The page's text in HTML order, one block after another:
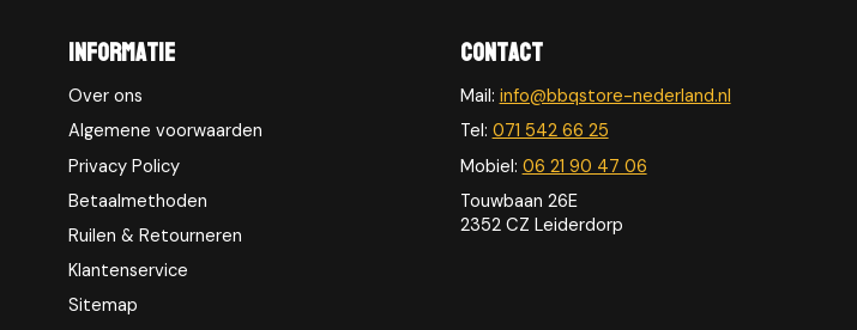
Informatie
Over ons
Algemene voorwaarden
Privacy Policy
Betaalmethoden
Ruilen & Retourneren
Klantenservice
Sitemap
Contact
Mail: info@bbqstore-nederland.nl
Tel: 071 542 66 25
Mobiel: 06 21 90 47 06
Touwbaan 26E
2352 CZ Leiderdorp